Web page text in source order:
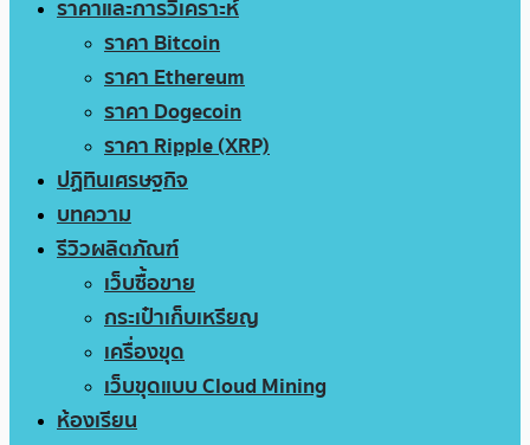
ราคาและการวิเคราะห์
ราคา Bitcoin
ราคา Ethereum
ราคา Dogecoin
ราคา Ripple (XRP)
ปฏิทินเศรษฐกิจ
บทความ
รีวิวผลิตภัณฑ์
เว็บซื้อขาย
กระเป๋าเก็บเหรียญ
เครื่องขุด
เว็บขุดแบบ Cloud Mining
ห้องเรียน